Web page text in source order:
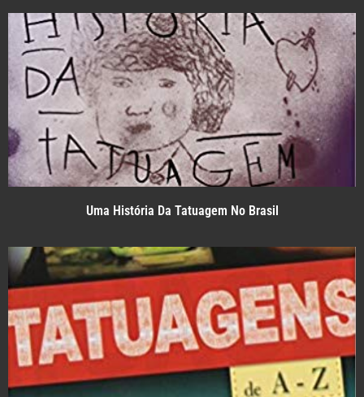
Uma História Da Tatuagem No Brasil